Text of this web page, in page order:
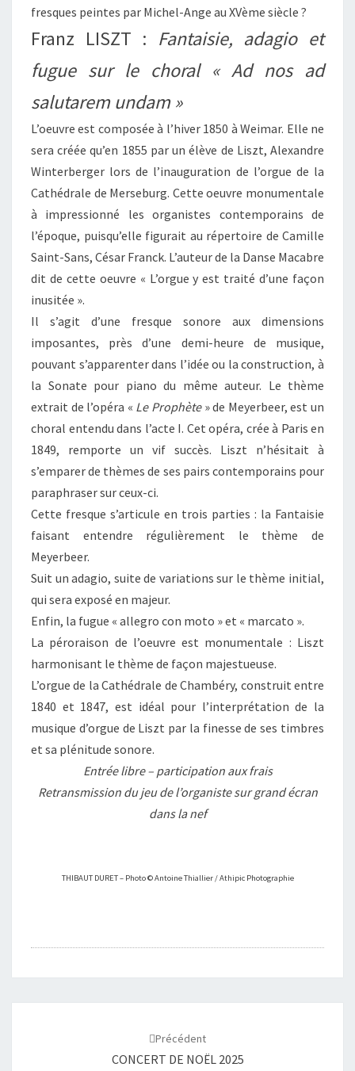
fresques peintes par Michel-Ange au XVème siècle ?
Franz LISZT : Fantaisie, adagio et
fugue sur le choral « Ad nos ad
salutarem undam »
L’oeuvre est composée à l’hiver 1850 à Weimar. Elle ne
sera créée qu’en 1855 par un élève de Liszt, Alexandre
Winterberger lors de l’inauguration de l’orgue de la
Cathédrale de Merseburg. Cette oeuvre monumentale
à impressionné les organistes contemporains de
l’époque, puisqu’elle figurait au répertoire de Camille
Saint-Sans, César Franck. L’auteur de la Danse Macabre
dit de cette oeuvre « L’orgue y est traité d’une façon
inusitée ».
Il s’agit d’une fresque sonore aux dimensions
imposantes, près d’une demi-heure de musique,
pouvant s’apparenter dans l’idée ou la construction, à
la Sonate pour piano du même auteur. Le thème
extrait de l’opéra « Le Prophète» de Meyerbeer, est un
choral entendu dans l’acte I. Cet opéra, crée à Paris en
1849, remporte un vif succès. Liszt n’hésitait à
s’emparer de thèmes de ses pairs contemporains pour
paraphraser sur ceux-ci.
Cette fresque s’articule en trois parties : la Fantaisie
faisant entendre régulièrement le thème de
Meyerbeer.
Suit un adagio, suite de variations sur le thème initial,
qui sera exposé en majeur.
Enfin, la fugue « allegro con moto » et « marcato ».
La péroraison de l’oeuvre est monumentale : Liszt
harmonisant le thème de façon majestueuse.
L’orgue de la Cathédrale de Chambéry, construit entre
1840 et 1847, est idéal pour l’interprétation de la
musique d’orgue de Liszt par la finesse de ses timbres
et sa plénitude sonore.
Entrée libre – participation aux frais
Retransmission du jeu de l’organiste sur grand écran
dans la nef
THIBAUT DURET – Photo © Antoine Thiallier / Athipic Photographie
Précédent
CONCERT DE NOËL 2025